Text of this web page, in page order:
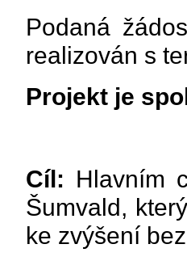
Podaná
realizován s
Projekt je
Cíl: Hlavním
Šumvald,
ke zvýšení